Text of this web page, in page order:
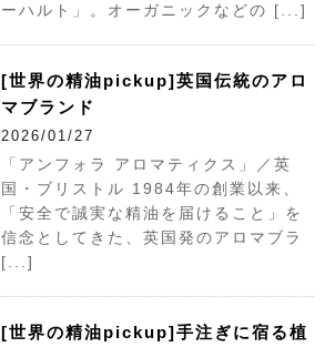
ーハルト」。オーガニックなどの [...]
[世界の精油pickup]英国伝統のアロ
マブランド
2026/01/27
「アンフォラ アロマティクス」／英
国・ブリストル 1984年の創業以来、
「安全で誠実な精油を届けること」を
信念としてきた、英国発のアロマブラ
[...]
[世界の精油pickup]手注ぎに宿る植